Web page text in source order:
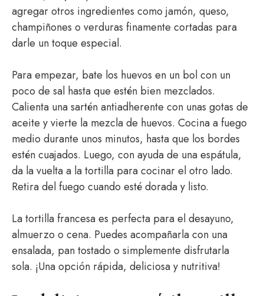
agregar otros ingredientes como jamón, queso,
champiñones o verduras finamente cortadas para
darle un toque especial.
Para empezar, bate los huevos en un bol con un
poco de sal hasta que estén bien mezclados.
Calienta una sartén antiadherente con unas gotas de
aceite y vierte la mezcla de huevos. Cocina a fuego
medio durante unos minutos, hasta que los bordes
estén cuajados. Luego, con ayuda de una espátula,
da la vuelta a la tortilla para cocinar el otro lado.
Retira del fuego cuando esté dorada y listo.
La tortilla francesa es perfecta para el desayuno,
almuerzo o cena. Puedes acompañarla con una
ensalada, pan tostado o simplemente disfrutarla
sola. ¡Una opción rápida, deliciosa y nutritiva!